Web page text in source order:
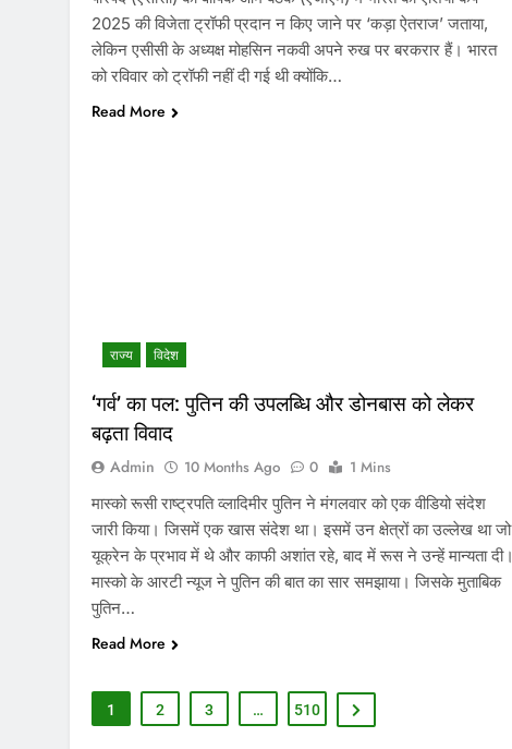
2025 की विजेता ट्रॉफी प्रदान न किए जाने पर ‘कड़ा ऐतराज’ जताया,
लेकिन एसीसी के अध्यक्ष मोहसिन नकवी अपने रुख पर बरकरार हैं। भारत
को रविवार को ट्रॉफी नहीं दी गई थी क्योंकि…
Read More
राज्य विदेश
‘गर्व’ का पल: पुतिन की उपलब्धि और डोनबास को लेकर
बढ़ता विवाद
Admin 10 Months Ago 0
1 Mins
मास्को रूसी राष्ट्रपति व्लादिमीर पुतिन ने मंगलवार को एक वीडियो संदेश
जारी किया। जिसमें एक खास संदेश था। इसमें उन क्षेत्रों का उल्लेख था जो
यूक्रेन के प्रभाव में थे और काफी अशांत रहे, बाद में रूस ने उन्हें मान्यता दी।
मास्को के आरटी न्यूज ने पुतिन की बात का सार समझाया। जिसके मुताबिक
पुतिन…
Read More
1 2 3 … 510